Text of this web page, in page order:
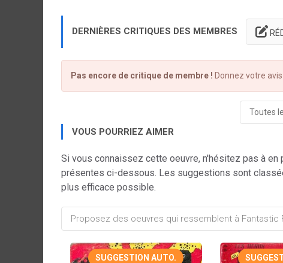
DERNIÈRES CRITIQUES DES MEMBRES
Pas encore de critique de membre ! Donnez votre
Toutes
VOUS POURRIEZ AIMER
Si vous connaissez cette oeuvre, n'hésitez pas à
présentes ci-dessous. Les suggestions sont
plus efficace possible.
SUGGESTION AUTO.